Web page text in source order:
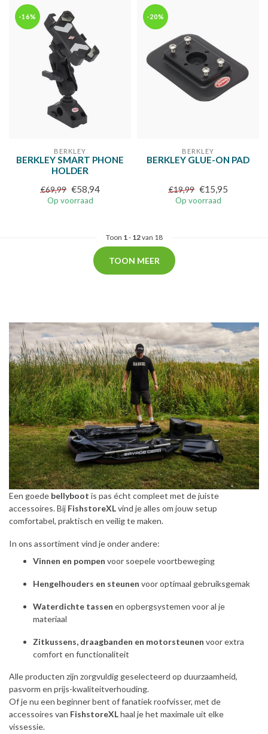
-16%
BERKLEY
BERKLEY SMART PHONE
HOLDER
€69,99 €58,94
Op voorraad
-20%
BERKLEY
BERKLEY GLUE-ON PAD
€19,99 €15,95
Op voorraad
Toon 1- 12van 18
TOON MEER
Een goede bellyboot is pas écht compleet met de juiste
accessoires. Bij FishstoreXLvind je alles om jouw setup
comfortabel, praktisch en veilig te maken.
In ons assortiment vind je onder andere:
Vinnen en pompen voor soepele voortbeweging
Hengelhouders en steunen voor optimaal gebruiksgemak
Waterdichte tassen en opbergsystemen voor al je
materiaal
Zitkussens, draagbanden en motorsteunen voor extra
comfort en functionaliteit
Alle producten zijn zorgvuldig geselecteerd op duurzaamheid,
pasvorm en prijs-kwaliteitverhouding.
Of je nu een beginner bent of fanatiek roofvisser, met de
accessoires van FishstoreXLhaal je het maximale uit elke
vissessie.